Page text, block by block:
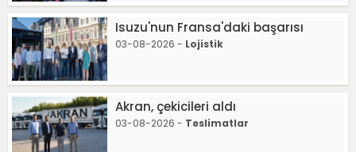
Isuzu'nun Fransa'daki başarısı
03-08-2026 - Lojistik
Akran, çekicileri aldı
03-08-2026 - Teslimatlar